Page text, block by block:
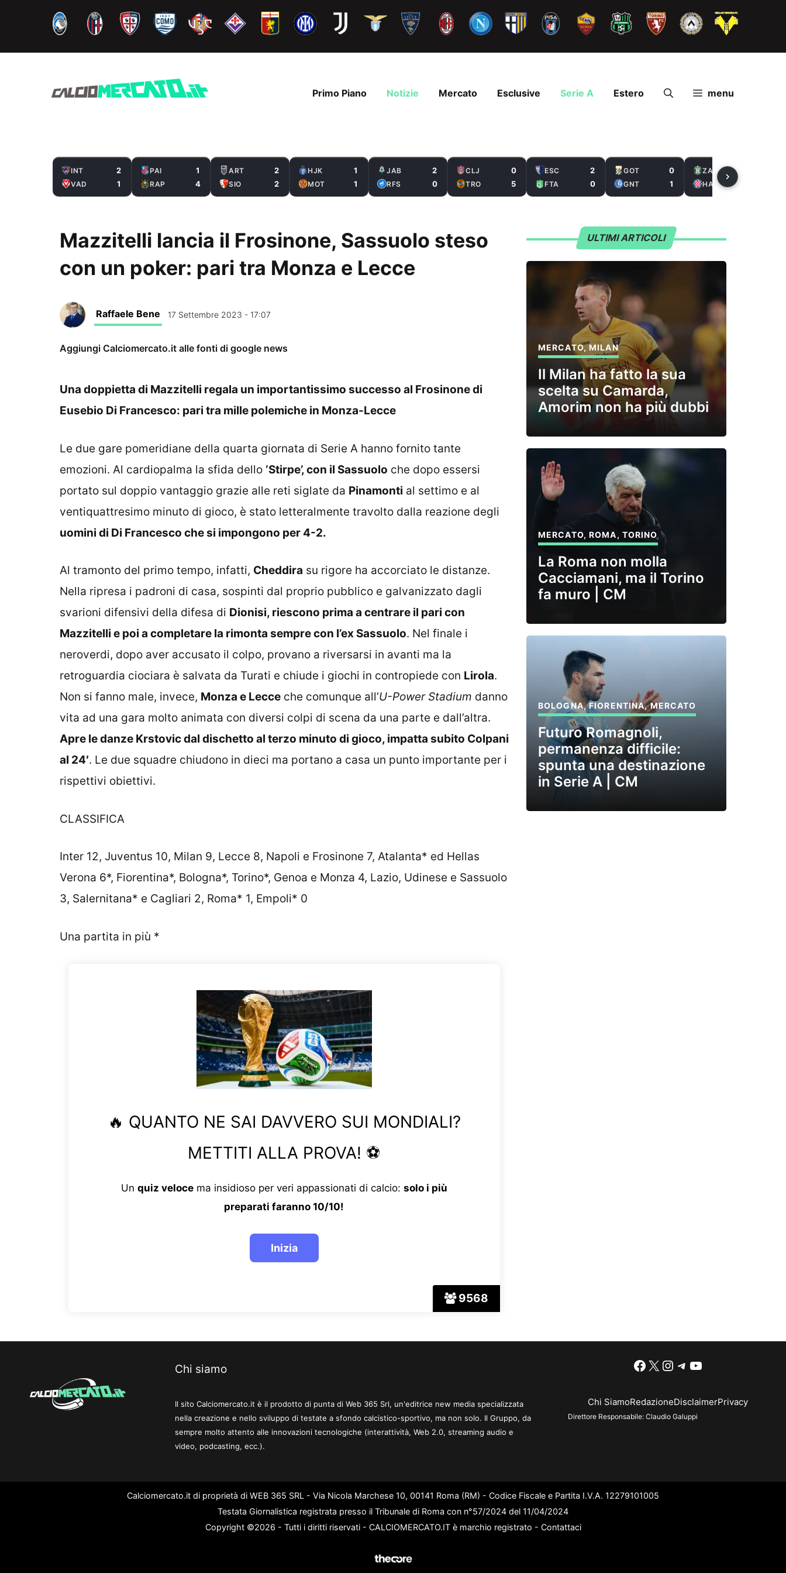
contenuto
Primo Piano Notizie Mercato Esclusive Serie A Estero menu
INT 2
VAD 1
PAI 1
RAP 4
ART 2
SIO 2
HJK 1
MOT 1
JAB 2
RFS 0
CLJ 0
TRO 5
ESC 2
FTA 0
GOT 0
GNT 1
ZAL
HAS
Mazzitelli lancia il Frosinone, Sassuolo steso
con un poker: pari tra Monza e Lecce
Raffaele Bene 17 Settembre 2023 - 17:07
Aggiungi Calciomercato.it alle fonti di google news
Una doppietta di Mazzitelli regala un importantissimo successo al Frosinone di
Eusebio Di Francesco: pari tra mille polemiche in Monza-Lecce
Le due gare pomeridiane della quarta giornata di Serie A hanno fornito tante
emozioni. Al cardiopalma la sfida dello ‘Stirpe’, con il Sassuolo che dopo essersi
portato sul doppio vantaggio grazie alle reti siglate da Pinamonti al settimo e al
ventiquattresimo minuto di gioco, è stato letteralmente travolto dalla reazione degli
uomini di Di Francesco che si impongono per 4-2.
Al tramonto del primo tempo, infatti, Cheddira su rigore ha accorciato le distanze.
Nella ripresa i padroni di casa, sospinti dal proprio pubblico e galvanizzato dagli
svarioni difensivi della difesa di Dionisi, riescono prima a centrare il pari con
Mazzitelli e poi a completare la rimonta sempre con l’ex Sassuolo. Nel finale i
neroverdi, dopo aver accusato il colpo, provano a riversarsi in avanti ma la
retroguardia ciociara è salvata da Turati e chiude i giochi in contropiede con Lirola.
Non si fanno male, invece, Monza e Lecce che comunque all’U-Power Stadium danno
vita ad una gara molto animata con diversi colpi di scena da una parte e dall’altra.
Apre le danze Krstovic dal dischetto al terzo minuto di gioco, impatta subito Colpani
al 24′. Le due squadre chiudono in dieci ma portano a casa un punto importante per i
rispettivi obiettivi.
CLASSIFICA
Inter 12, Juventus 10, Milan 9, Lecce 8, Napoli e Frosinone 7, Atalanta* ed Hellas
Verona 6*, Fiorentina*, Bologna*, Torino*, Genoa e Monza 4, Lazio, Udinese e Sassuolo
3, Salernitana* e Cagliari 2, Roma* 1, Empoli* 0
Una partita in più *
9568
🔥 QUANTO NE SAI DAVVERO SUI MONDIALI?
METTITI ALLA PROVA! ⚽
Un quiz velocema insidioso per veri appassionati di calcio: solo i più
preparati faranno 10/10!
ULTIMI ARTICOLI
MERCATO,MILAN
Il Milan ha fatto la sua
scelta su Camarda,
Amorim non ha più dubbi
MERCATO,ROMA, TORINO
La Roma non molla
Cacciamani, ma il Torino
fa muro | CM
BOLOGNA,FIORENTINA,MERCATO
Futuro Romagnoli,
permanenza difficile:
spunta una destinazione
in Serie A | CM
Chi siamo
Il sito Calciomercato.it è il prodotto di punta di Web 365 Srl, un'editrice new media specializzata
nella creazione e nello sviluppo di testate a sfondo calcistico-sportivo, ma non solo. Il Gruppo, da
sempre molto attento alle innovazioni tecnologiche (interattività, Web 2.0, streaming audio e
video, podcasting, ecc.).
Facebook
X Instagram
Telegram
YouTube
Chi SiamoRedazioneDisclaimerPrivacy
Direttore Responsabile: Claudio Galuppi
Calciomercato.it di proprietà di WEB 365 SRL - Via Nicola Marchese 10, 00141 Roma (RM) - Codice Fiscale e Partita I.V.A. 12279101005
Testata Giornalistica registrata presso il Tribunale di Roma con n°57/2024 del 11/04/2024
Copyright ©2026 - Tutti i diritti riservati - CALCIOMERCATO.IT è marchio registrato - Contattaci